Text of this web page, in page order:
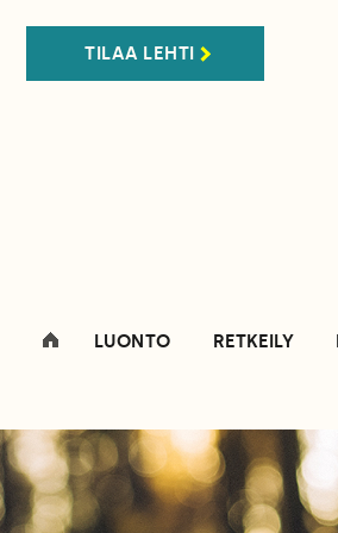
TILAA LEHTI
LUONTO RETKEILY